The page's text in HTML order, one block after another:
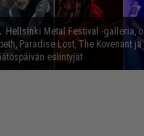
Hellsinki Metal Festival -galleria,
Paradise Lost, The Kovenant ja
esiintyjät